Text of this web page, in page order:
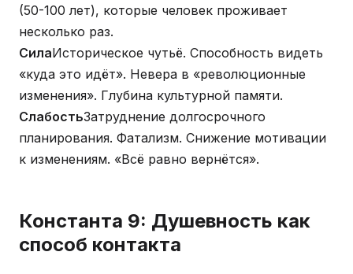
(50-100 лет), которые человек проживает
несколько раз.
СилаИсторическое чутьё. Способность видеть
«куда это идёт». Невера в «революционные
изменения». Глубина культурной памяти.
СлабостьЗатруднение долгосрочного
планирования. Фатализм. Снижение мотивации
к изменениям. «Всё равно вернётся».
Константа 9: Душевность как
способ контакта